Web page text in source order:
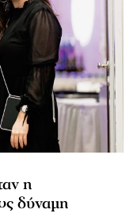
η
δύναμη